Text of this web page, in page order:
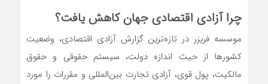
چرا آزادی اقتصادی جهان کاهش یافت؟
موسسه فریزر در تازه‌ترین گزارش آزادی اقتصادی، وضعیت
کشورها از حیث اندازه دولت، سیستم حقوقی و حقوق
مالکیت، پول قوی، آزادی تجارت بین‌المللی و مقررات را مورد